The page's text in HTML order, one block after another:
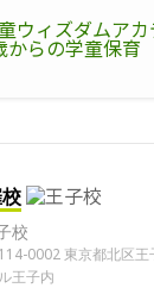
校
0002 東京都北区
王子内